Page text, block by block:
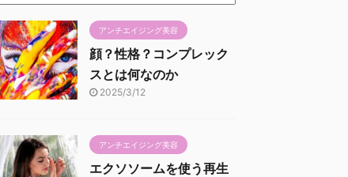
アンチエイジング美容
顔？性格？コンプレック
スとは何なのか
2025/3/12
アンチエイジング美容
エクソソームを使う再生